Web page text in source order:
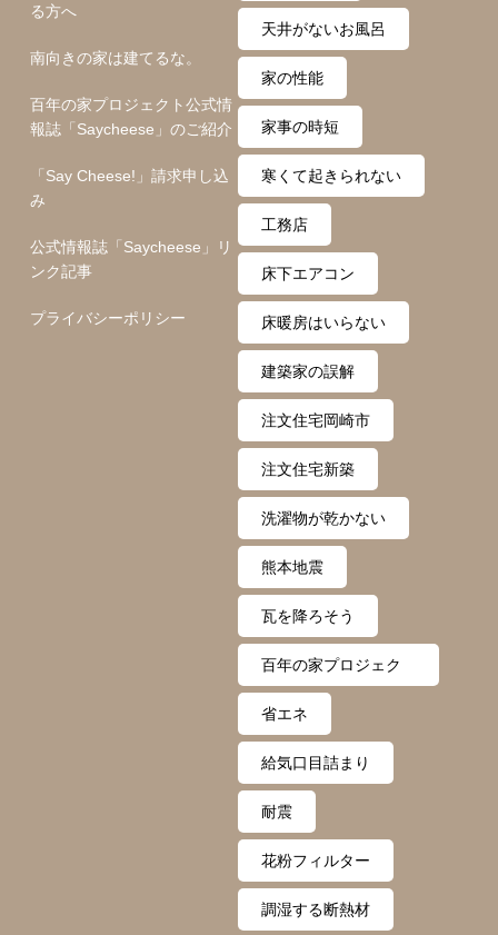
る方へ
南向きの家は建てるな。
百年の家プロジェクト公式情
報誌「Saycheese」のご紹介
「Say Cheese!」請求申し込
み
公式情報誌「Saycheese」リ
ンク記事
プライバシーポリシー
天井がないお風呂
家の性能
家事の時短
寒くて起きられない
工務店
床下エアコン
床暖房はいらない
建築家の誤解
注文住宅岡崎市
注文住宅新築
洗濯物が乾かない
熊本地震
瓦を降ろそう
百年の家プロジェク
ト
省エネ
給気口目詰まり
耐震
花粉フィルター
調湿する断熱材